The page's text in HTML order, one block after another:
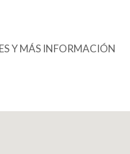
Y MÁS INFORMACIÓN